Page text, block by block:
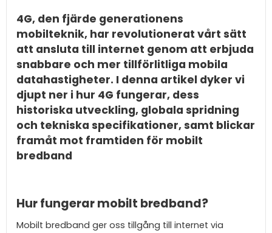
4G, den fjärde generationens
mobilteknik, har revolutionerat vårt sätt
att ansluta till internet genom att erbjuda
snabbare och mer tillförlitliga mobila
datahastigheter. I denna artikel dyker vi
djupt ner i hur 4G fungerar, dess
historiska utveckling, globala spridning
och tekniska specifikationer, samt blickar
framåt mot framtiden för mobilt
bredband
Hur fungerar mobilt bredband?
Mobilt bredband ger oss tillgång till internet via